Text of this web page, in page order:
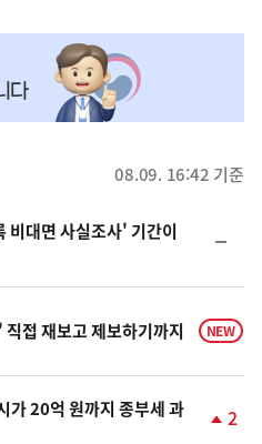
08.09. 16:42 기준
대면 사실조사' 기간이
일
접 재보고 제보하기까지 NEW
가 20억 원까지 종부세 과
2